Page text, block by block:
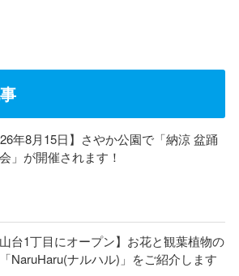
年8月15日】さやか公園で「納涼 盆踊
」が開催されます！
山台1丁目にオープン】お花と観葉植物の
NaruHaru(ナルハル)」をご紹介します